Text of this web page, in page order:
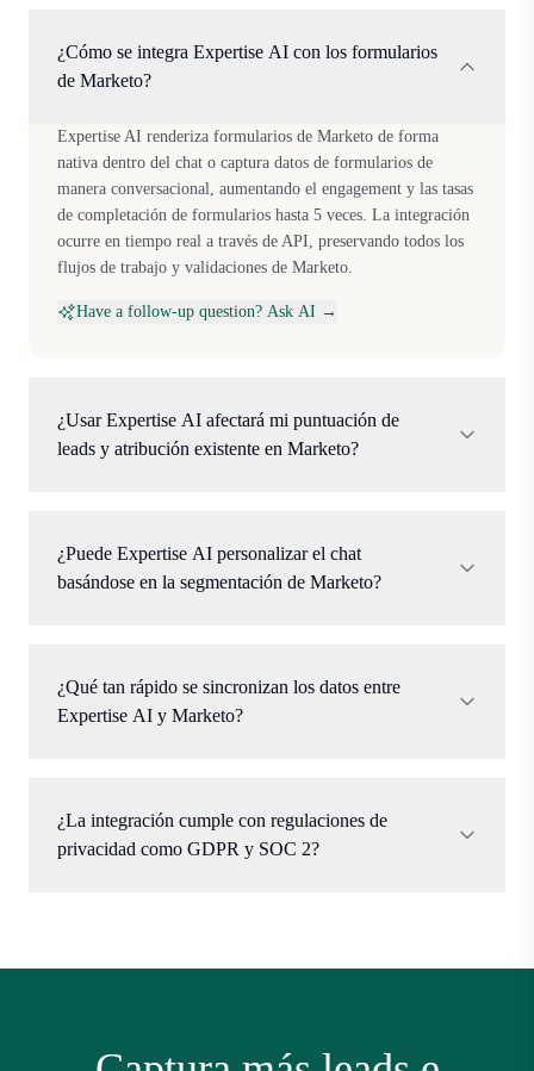
¿Cómo se integra Expertise AI con los formularios
de Marketo?
Expertise AI renderiza formularios de Marketo de forma
nativa dentro del chat o captura datos de formularios de
manera conversacional, aumentando el engagement y las tasas
de completación de formularios hasta 5 veces. La integración
ocurre en tiempo real a través de API, preservando todos los
flujos de trabajo y validaciones de Marketo.
Have a follow-up question? Ask AI →
¿Usar Expertise AI afectará mi puntuación de
leads y atribución existente en Marketo?
¿Puede Expertise AI personalizar el chat
basándose en la segmentación de Marketo?
¿Qué tan rápido se sincronizan los datos entre
Expertise AI y Marketo?
¿La integración cumple con regulaciones de
privacidad como GDPR y SOC 2?